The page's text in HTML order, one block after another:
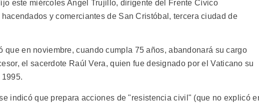
este miércoles Angel Trujillo, dirigente del Frente Cívico
y comerciantes de San Cristóbal, tercera ciudad de
que en noviembre, cuando cumpla 75 años, abandonará su cargo
el sacerdote Raúl Vera, quien fue designado por el Vaticano su
indicó que prepara acciones de "resistencia civil" (que no explicó